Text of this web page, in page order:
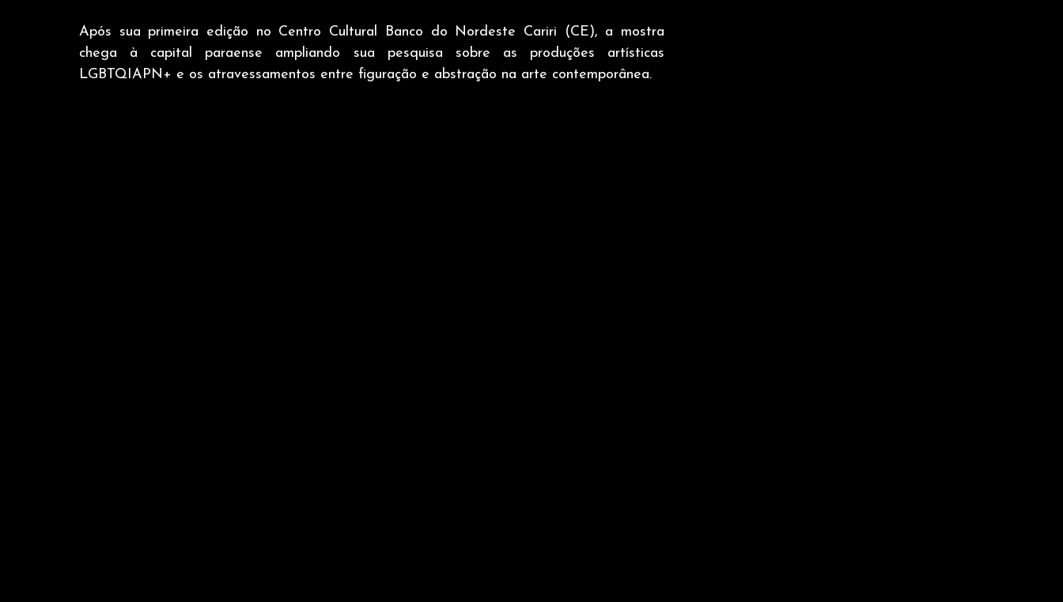
Após sua primeira edição no Centro Cultural Banco do Nordeste Cariri (CE), a mostra
chega à capital paraense ampliando sua pesquisa sobre as produções artísticas
LGBTQIAPN+ e os atravessamentos entre figuração e abstração na arte contemporânea.